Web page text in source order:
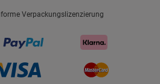
Verpackungslizenzierung